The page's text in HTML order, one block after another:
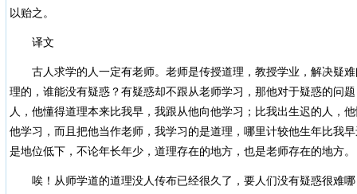
以贻之。
译文
古人求学的人一定有老师。老师是传授道理，教授学业，解决疑难
理的，谁能没有疑惑？有疑惑却不跟从老师学习，那他对于疑惑的问
人，他懂得道理本来比我早，我跟从他向他学习；比我出生迟的人，
他学习，而且把他当作老师，我学习的是道理，哪里计较他生年比我
是地位低下，不论年长年少，道理存在的地方，也是老师存在的地方。
唉！从师学道的道理没人传布已经很久了，要人们没有疑惑很难哪